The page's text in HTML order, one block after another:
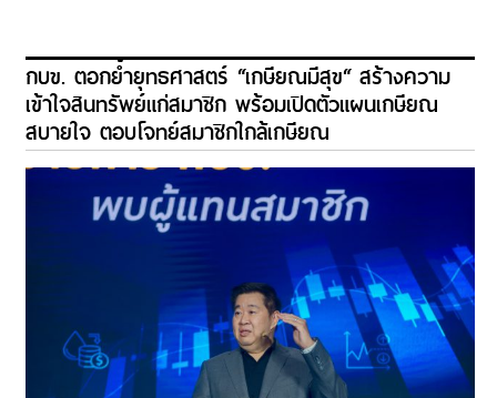
กบข. ตอกย้ำยุทธศาสตร์ “เกษียณมีสุข“ สร้างความ
เข้าใจสินทรัพย์แก่สมาชิก พร้อมเปิดตัวแผนเกษียณ
สบายใจ ตอบโจทย์สมาชิกใกล้เกษียณ